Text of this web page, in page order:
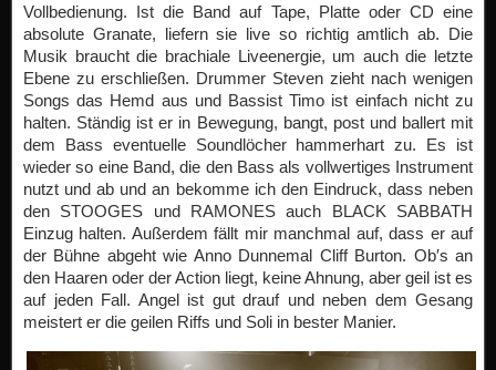
Vollbedienung. Ist die Band auf Tape, Platte oder CD eine
absolute Granate, liefern sie live so richtig amtlich ab. Die
Musik braucht die brachiale Liveenergie, um auch die letzte
Ebene zu erschließen. Drummer Steven zieht nach wenigen
Songs das Hemd aus und Bassist Timo ist einfach nicht zu
halten. Ständig ist er in Bewegung, bangt, post und ballert mit
dem Bass eventuelle Soundlöcher hammerhart zu. Es ist
wieder so eine Band, die den Bass als vollwertiges Instrument
nutzt und ab und an bekomme ich den Eindruck, dass neben
den STOOGES und RAMONES auch BLACK SABBATH
Einzug halten. Außerdem fällt mir manchmal auf, dass er auf
der Bühne abgeht wie Anno Dunnemal Cliff Burton. Ob′s an
den Haaren oder der Action liegt, keine Ahnung, aber geil ist es
auf jeden Fall. Angel ist gut drauf und neben dem Gesang
meistert er die geilen Riffs und Soli in bester Manier.